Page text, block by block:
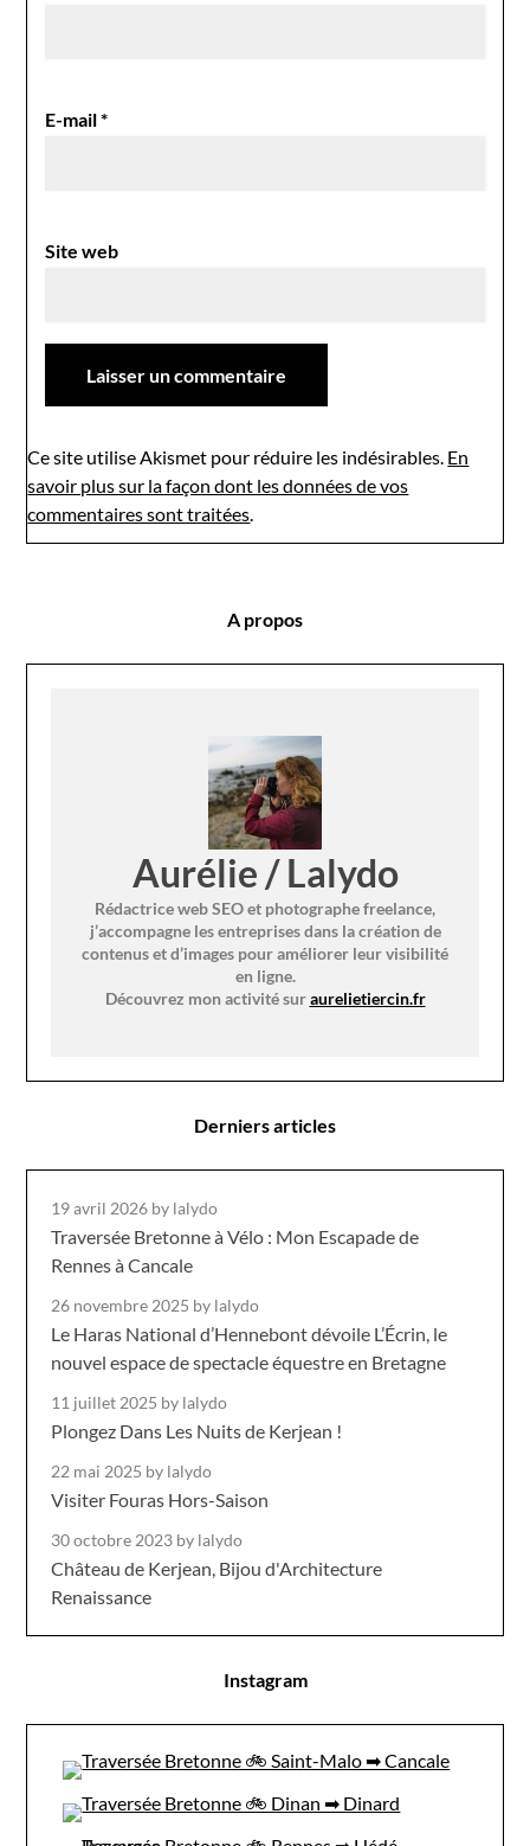
E-mail*
Site web
Ce site utilise Akismet pour réduire les indésirables. En
savoir plus sur la façon dont les données de vos
commentaires sont traitées.
A propos
Aurélie / Lalydo
Rédactrice web SEO et photographe freelance,
j’accompagne les entreprises dans la création de
contenus et d’images pour améliorer leur visibilité
en ligne.
Découvrez mon activité suraurelietiercin.fr
Derniers articles
19 avril 2026 by lalydo
Traversée Bretonne à Vélo : Mon Escapade de
Rennes à Cancale
26 novembre 2025 by lalydo
Le Haras National d’Hennebont dévoile L’Écrin, le
nouvel espace de spectacle équestre en Bretagne
11 juillet 2025 by lalydo
Plongez Dans Les Nuits de Kerjean !
22 mai 2025 by lalydo
Visiter Fouras Hors-Saison
30 octobre 2023 by lalydo
Château de Kerjean, Bijou d'Architecture
Renaissance
Instagram